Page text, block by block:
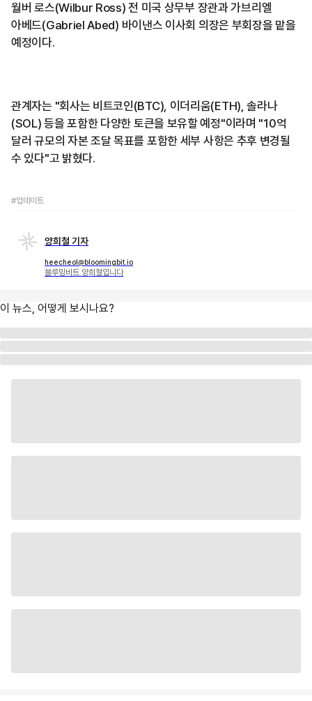
월버 로스(Wilbur Ross) 전 미국 상무부 장관과 가브리엘
아베드(Gabriel Abed) 바이낸스 이사회 의장은 부회장을 맡을
예정이다.
관계자는 "회사는 비트코인(BTC), 이더리움(ETH), 솔라나
(SOL) 등을 포함한 다양한 토큰을 보유할 예정"이라며 "10억
달러 규모의 자본 조달 목표를 포함한 세부 사항은 추후 변경될
수 있다"고 밝혔다.
#업데이트
양희철 기자
heecheol@bloomingbit.io
블루밍비트 양희철입니다
이 뉴스, 어떻게 보시나요?